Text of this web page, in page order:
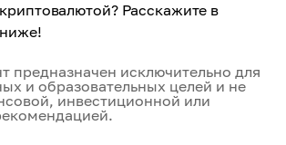
Расскажите в
предназначен исключительно для
и образовательных целей и не
инвестиционной или